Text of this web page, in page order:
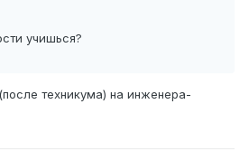
учишься?
техникума) на инженера-